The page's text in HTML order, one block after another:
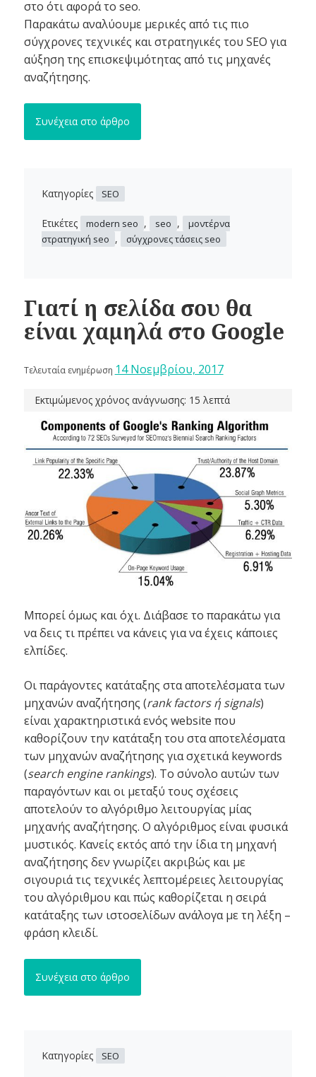
στο ότι αφορά το seo.
Παρακάτω αναλύουμε μερικές από τις πιο
σύγχρονες τεχνικές και στρατηγικές του SEO για
αύξηση της επισκεψιμότητας από τις μηχανές
αναζήτησης.
Συνέχεια στο άρθρο
Κατηγορίες SEO
Ετικέτες modern seo , seo ,
μοντέρνα
στρατηγική seo , σύγχρονες τάσεις seo
Γιατί η σελίδα σου θα
είναι χαμηλά στο Google
Τελευταία ενημέρωση 14 Νοεμβρίου, 2017
Εκτιμώμενος χρόνος ανάγνωσης: 15 λεπτά
Μπορεί όμως και όχι. Διάβασε το παρακάτω για
να δεις τι πρέπει να κάνεις για να έχεις κάποιες
ελπίδες.
Οι παράγοντες κατάταξης στα αποτελέσματα των
μηχανών αναζήτησης (rank factors ή signals)
είναι χαρακτηριστικά ενός website που
καθορίζουν την κατάταξη του στα αποτελέσματα
των μηχανών αναζήτησης για σχετικά keywords
(search engine rankings). Το σύνολο αυτών των
παραγόντων και οι μεταξύ τους σχέσεις
αποτελούν το αλγόριθμο λειτουργίας μίας
μηχανής αναζήτησης. Ο αλγόριθμος είναι φυσικά
μυστικός. Κανείς εκτός από την ίδια τη μηχανή
αναζήτησης δεν γνωρίζει ακριβώς και με
σιγουριά τις τεχνικές λεπτομέρειες λειτουργίας
του αλγόριθμου και πώς καθορίζεται η σειρά
κατάταξης των ιστοσελίδων ανάλογα με τη λέξη –
φράση κλειδί.
Συνέχεια στο άρθρο
Κατηγορίες SEO